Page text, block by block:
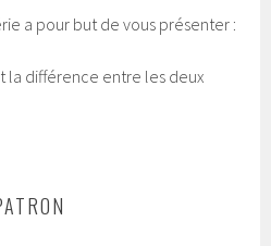
a pour but de vous présenter :
différence entre les deux